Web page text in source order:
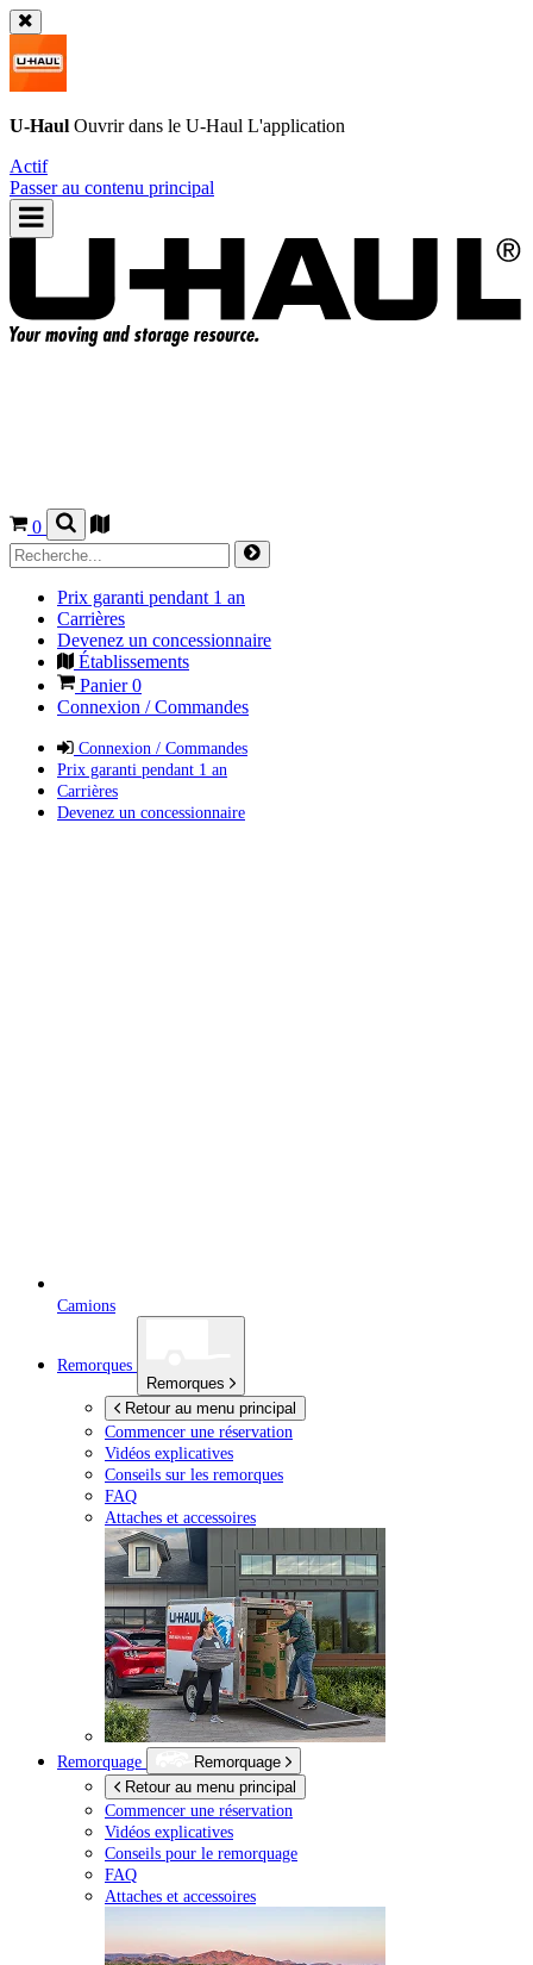
U-Haul Ouvrir dans le U-Haul L'application
Actif
Passer au contenu principal
0
Prix garanti pendant 1 an
Carrières
Devenez un concessionnaire
Établissements
Panier0
Connexion / Commandes
Connexion / Commandes
Prix garanti pendant 1 an
Carrières
Devenez un concessionnaire
Camions
Remorques
Remorques
Retour au menu principal
Commencer une réservation
Vidéos explicatives
Conseils sur les remorques
FAQ
Attaches et accessoires
Remorquage
Remorquage
Retour au menu principal
Commencer une réservation
Vidéos explicatives
Conseils pour le remorquage
FAQ
Attaches et accessoires